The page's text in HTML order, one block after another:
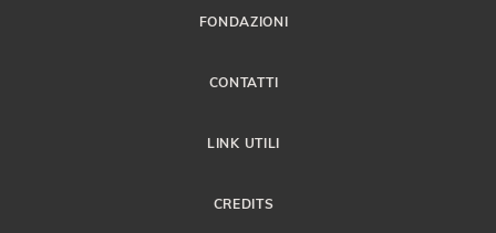
FONDAZIONI
CONTATTI
LINK UTILI
CREDITS